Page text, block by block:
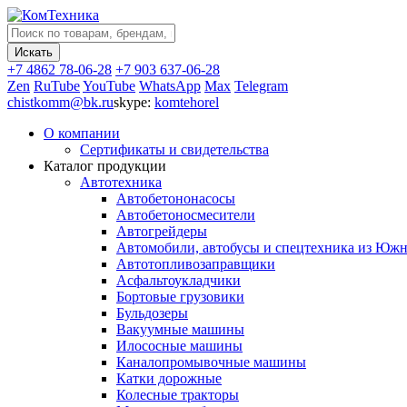
+7 4862 78-06-28 +7 903 637-06-28
Zen RuTubeYouTube WhatsApp Max Telegram
chistkomm@bk.ruskype: komtehorel
О компании
Сертификаты и свидетельства
Каталог продукции
Автотехника
Автобетононасосы
Автобетоносмесители
Автогрейдеры
Автомобили, автобусы и спецтехника из
Автотопливозаправщики
Асфальтоукладчики
Бортовые грузовики
Бульдозеры
Вакуумные машины
Илососные машины
Каналопромывочные машины
Катки дорожные
Колесные тракторы